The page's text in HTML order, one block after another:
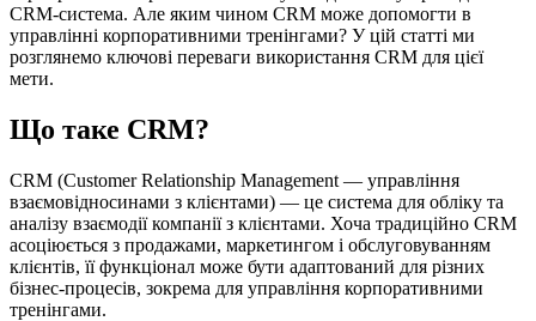
CRM-система. Але яким чином CRM може допомогти в
управлінні корпоративними тренінгами? У цій статті ми
розглянемо ключові переваги використання CRM для цієї
мети.
Що таке CRM?
CRM (Customer Relationship Management — управління
взаємовідносинами з клієнтами) — це система для обліку та
аналізу взаємодії компанії з клієнтами. Хоча традиційно CRM
асоціюється з продажами, маркетингом і обслуговуванням
клієнтів, її функціонал може бути адаптований для різних
бізнес-процесів, зокрема для управління корпоративними
тренінгами.